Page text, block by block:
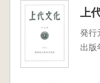
上
発行
出版